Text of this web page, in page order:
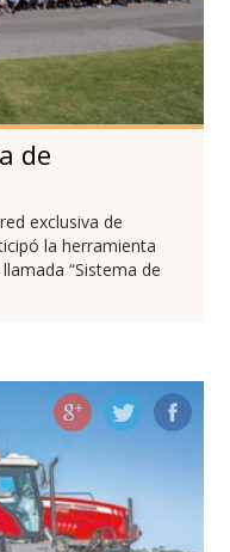
de
exclusiva de
la herramienta
“Sistema de